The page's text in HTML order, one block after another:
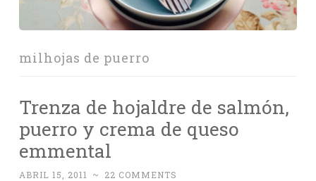
milhojas de puerro
Trenza de hojaldre de salmón,
puerro y crema de queso
emmental
ABRIL 15, 2011 ~ 22 COMMENTS